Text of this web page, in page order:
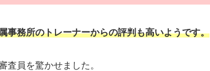
事務所のトレーナーからの評判も高いようです。
査員を驚かせました。